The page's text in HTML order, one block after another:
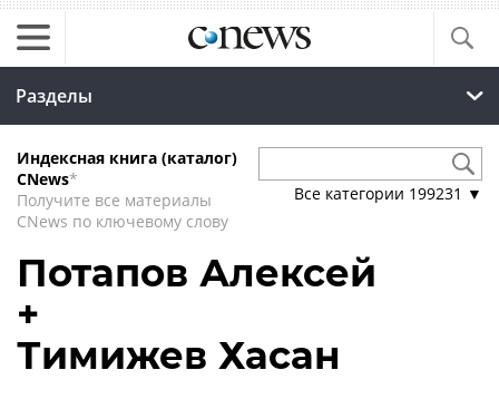
Разделы
Индексная книга (каталог)
CNews*
Получите все материалы
CNews по ключевому слову
Все категории 199231 ▼
Потапов Алексей
+
Тимижев Хасан